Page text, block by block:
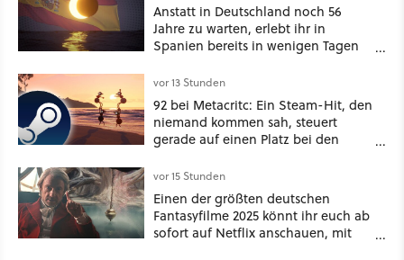
Anstatt in Deutschland noch 56
Jahre zu warten, erlebt ihr in
Spanien bereits in wenigen Tagen
vor 13 Stunden
92 bei Metacritc: Ein Steam-Hit, den
niemand kommen sah, steuert
gerade auf einen Platz bei den
vor 15 Stunden
Einen der größten deutschen
Fantasyfilme 2025 könnt ihr euch ab
sofort auf Netflix anschauen, mit